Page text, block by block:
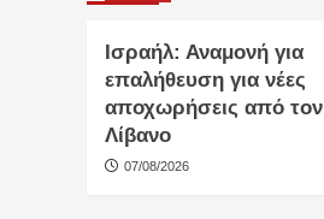
Ισραήλ: Αναμονή για
επαλήθευση για νέες
αποχωρήσεις από τον
Λίβανο
07/08/2026